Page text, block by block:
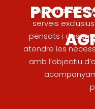
Posem a la
serveis
pensats i
atendre les
amb l’objectiu